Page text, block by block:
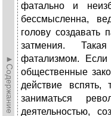
►Содержание►
фатально и
бессмысленна,
голову создавать
затмения.
фатализмом. Если
общественные
действие
заниматься
деятельностью,